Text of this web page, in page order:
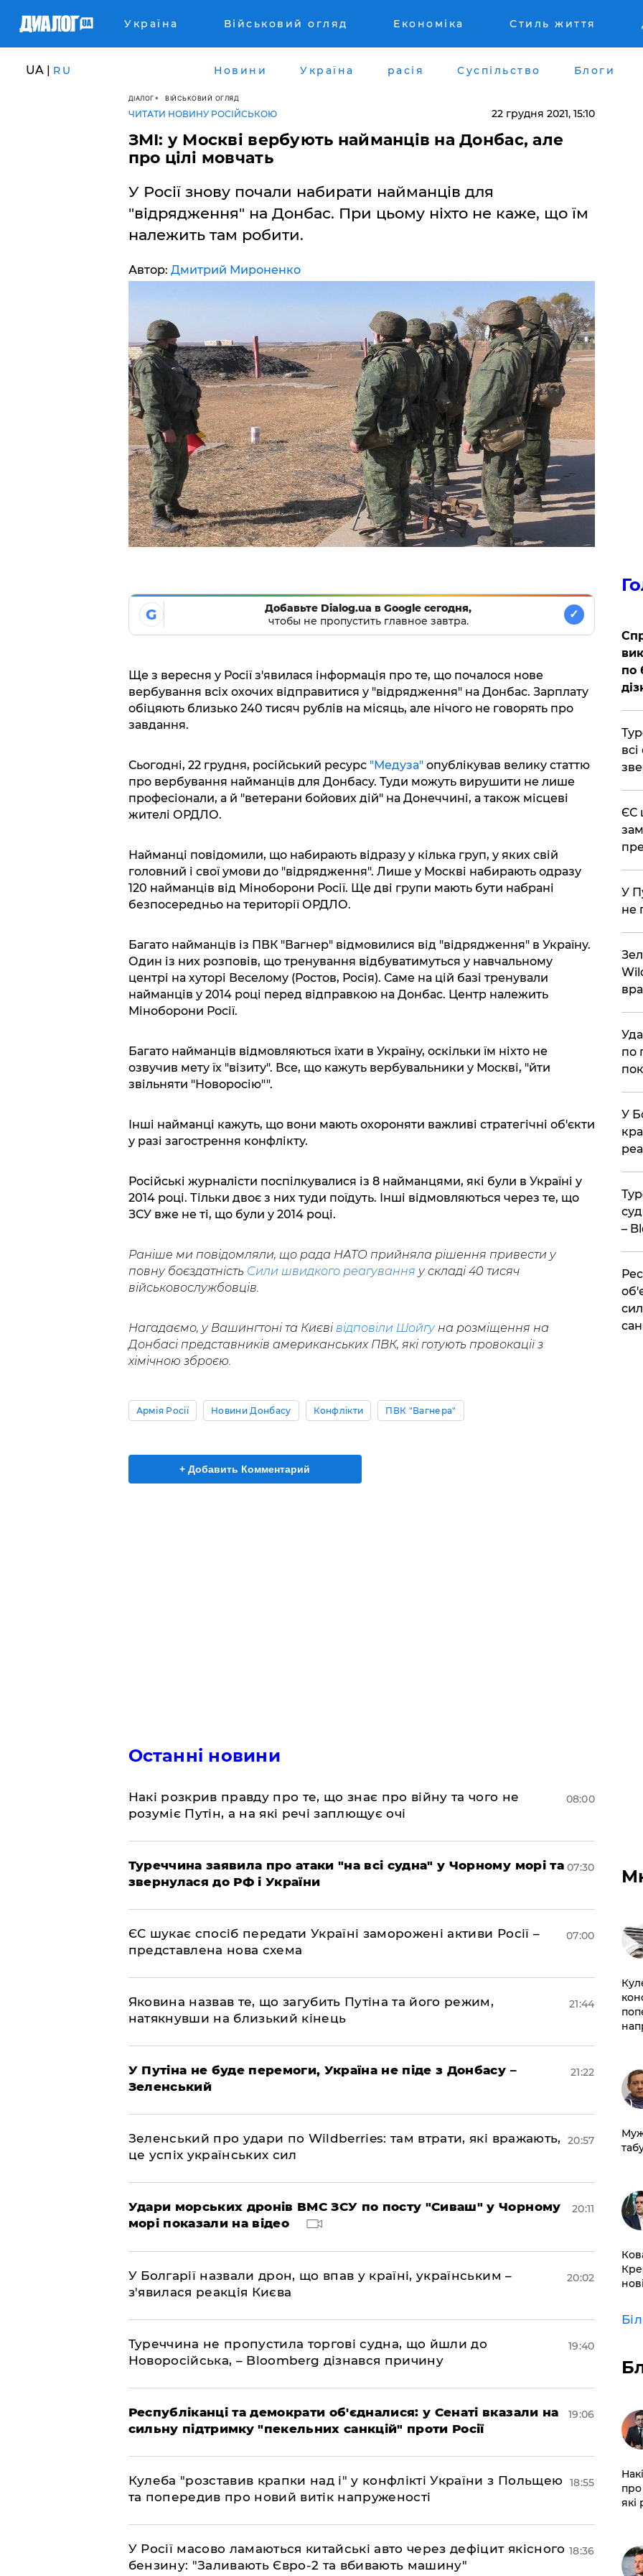
Україна Військовий огляд Економіка Стиль життя
UA | RU Новини Україна расія Суспільство Блоги
ДІАЛОГ ВІЙСЬКОВИЙ ОГЛЯД
ЧИТАТИ НОВИНУ РОСІЙСЬКОЮ 22 грудня 2021, 15:10
ЗМІ: у Москві вербують найманців на Донбас, але
про цілі мовчать
У Росії знову почали набирати найманців для
"відрядження" на Донбас. При цьому ніхто не каже, що їм
належить там робити.
Автор: Дмитрий Мироненко
G
Добавьте Dialog.ua в Google сегодня,
чтобы не пропустить главное завтра.
✓
Ще з вересня у Росії з'явилася інформація про те, що почалося нове
вербування всіх охочих відправитися у "відрядження" на Донбас. Зарплату
обіцяють близько 240 тисяч рублів на місяць, але нічого не говорять про
завдання.
Сьогодні, 22 грудня, російський ресурс "Медуза"опублікував велику статтю
про вербування найманців для Донбасу. Туди можуть вирушити не лише
професіонали, а й "ветерани бойових дій" на Донеччині, а також місцеві
жителі ОРДЛО.
Найманці повідомили, що набирають відразу у кілька груп, у яких свій
головний і свої умови до "відрядження". Лише у Москві набирають одразу
120 найманців від Міноборони Росії. Ще дві групи мають бути набрані
безпосередньо на території ОРДЛО.
Багато найманців із ПВК "Вагнер" відмовилися від "відрядження" в Україну.
Один із них розповів, що тренування відбуватимуться у навчальному
центрі на хуторі Веселому (Ростов, Росія). Саме на цій базі тренували
найманців у 2014 році перед відправкою на Донбас. Центр належить
Міноборони Росії.
Багато найманців відмовляються їхати в Україну, оскільки їм ніхто не
озвучив мету їх "візиту". Все, що кажуть вербувальники у Москві, "йти
звільняти "Новоросію"".
Інші найманці кажуть, що вони мають охороняти важливі стратегічні об'єкти
у разі загострення конфлікту.
Російські журналісти поспілкувалися із 8 найманцями, які були в Україні у
2014 році. Тільки двоє з них туди поїдуть. Інші відмовляються через те, що
ЗСУ вже не ті, що були у 2014 році.
Раніше ми повідомляли, що рада НАТО прийняла рішення привести у
повну боєздатність Сили швидкого реагування у складі 40 тисяч
військовослужбовців.
Нагадаємо, у Вашингтоні та Києві відповіли Шойгуна розміщення на
Донбасі представників американських ПВК, які готують провокації з
хімічною зброєю.
Армія Росії Новини Донбасу Конфлікти ПВК "Вагнера"
+ Добавить Комментарий
Останні новини
Накі розкрив правду про те, що знає про війну та чого не
розуміє Путін, а на які речі заплющує очі
08:00
Туреччина заявила про атаки "на всі судна" у Чорному морі та
звернулася до РФ і України
07:30
ЄС шукає спосіб передати Україні заморожені активи Росії –
представлена ​​нова схема
07:00
Яковина назвав те, що загубить Путіна та його режим,
натякнувши на близький кінець
21:44
У Путіна не буде перемоги, Україна не піде з Донбасу –
Зеленський
21:22
Зеленський про удари по Wildberries: там втрати, які вражають,
це успіх українських сил
20:57
Удари морських дронів ВМС ЗСУ по посту "Сиваш" у Чорному
морі показали на відео
20:11
У Болгарії назвали дрон, що впав у країні, українським –
з'явилася реакція Києва
20:02
Туреччина не пропустила торгові судна, що йшли до
Новоросійська, – Bloomberg дізнався причину
19:40
Республіканці та демократи об'єдналися: у Сенаті вказали на
сильну підтримку "пекельних санкцій" проти Росії
19:06
Кулеба "розставив крапки над і" у конфлікті України з Польщею
та попередив про новий витік напруженості
18:55
У Росії масово ламаються китайські авто через дефіцит якісного
бензину: "Заливають Євро-2 та вбивають машину"
18:36
по
ЄС
У
не
по
У
–
про
які